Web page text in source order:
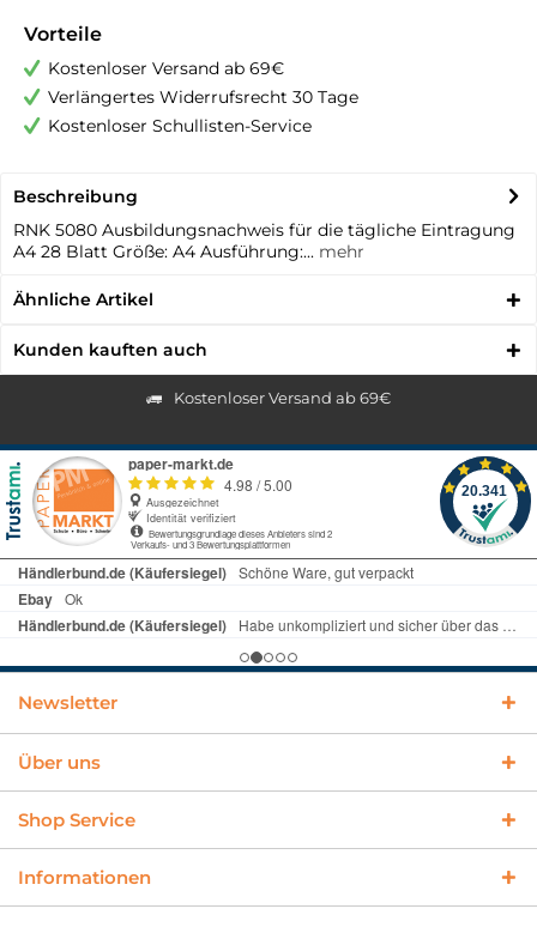
Vorteile
Kostenloser Versand ab 69€
Verlängertes Widerrufsrecht 30 Tage
Kostenloser Schullisten-Service
Beschreibung
RNK 5080 Ausbildungsnachweis für die tägliche Eintragung
A4 28 Blatt Größe: A4 Ausführung:... mehr
Ähnliche Artikel
Kunden kauften auch
Kostenloser Versand ab 69€
Newsletter
Über uns
Shop Service
Informationen